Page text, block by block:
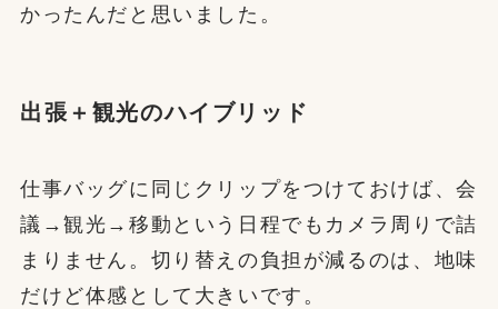
かったんだと思いました。
出張＋観光のハイブリッド
仕事バッグに同じクリップをつけておけば、会
議→観光→移動という日程でもカメラ周りで詰
まりません。切り替えの負担が減るのは、地味
だけど体感として大きいです。